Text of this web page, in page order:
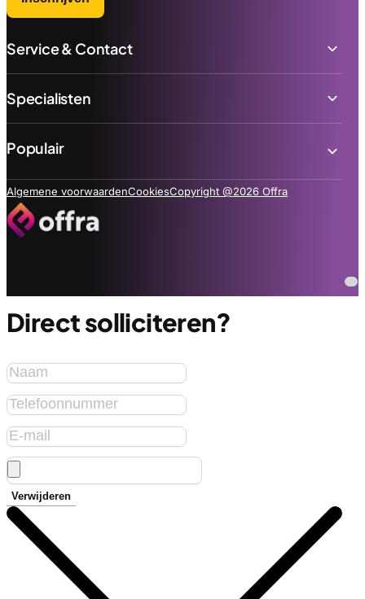
Service & Contact
Specialisten
Populair
Algemene voorwaardenCookiesCopyright @2026 Offra
Direct solliciteren?
Verwijderen